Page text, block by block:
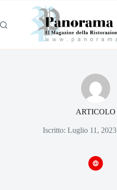
ARTICOLO
Iscritto: Luglio 11, 2023